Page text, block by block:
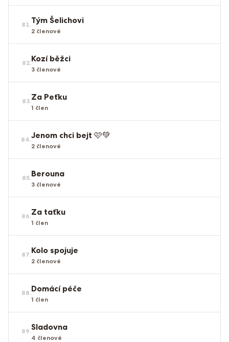
81.Tým Šelichovi
2 členové
82.Kozí běžci
3 členové
83.Za Peťku
1 člen
84.Jenom chci bejt 🩷💚
2 členové
85.Berouna
3 členové
86.Za taťku
1 člen
87.Kolo spojuje
2 členové
88.Domácí péče
1 člen
89.Sladovna
4 členové